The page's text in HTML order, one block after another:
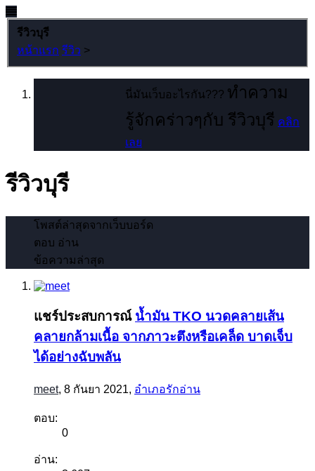
รีวิวบุรี
หน้าแรก รีวิว >
นี่มันเว็บอะไรกัน??? ทำความ
รู้จักคร่าวๆกับ รีวิวบุรี คลิก
เลย
รีวิวบุรี
โพสต์ล่าสุดจากเว็บบอร์ด
ตอบ อ่าน
ข้อความล่าสุด
แชร์ประสบการณ์ น้ำมัน TKO นวดคลายเส้น
คลายกล้ามเนื้อ จากภาวะตึงหรือเคล็ด บาดเจ็บ
ได้อย่างฉับพลัน
meet, 8 กันยา 2021, อำเภอรักอ่าน
ตอบ:
0
อ่าน: